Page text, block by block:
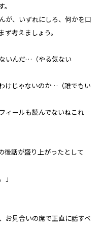
が、いずれにしろ、何かを口
考えましょう。
いんだ…（やる気ない
けじゃないのか…（誰でもい
ィールも読んでないねこれ
後話が盛り上がったとして
」
お見合いの席で正直に話すべ